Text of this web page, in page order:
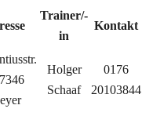
Trainer/-
in
Kontakt
Holger
Schaaf
0176
20103844